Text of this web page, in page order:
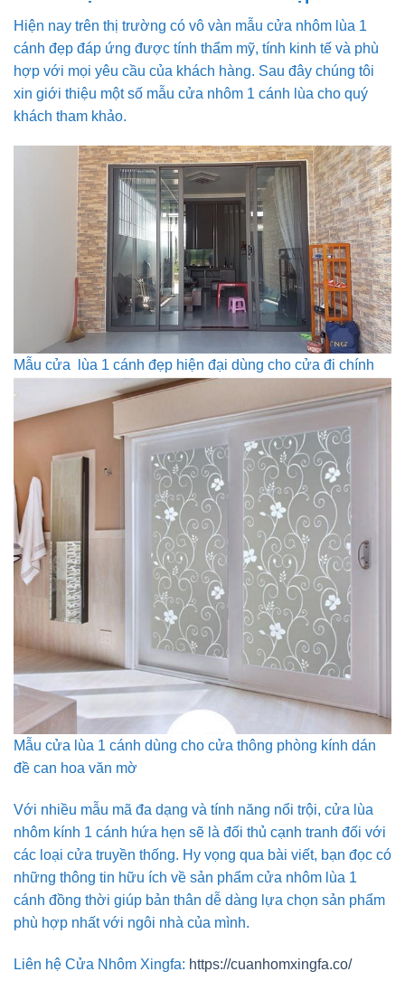
Hiện nay trên thị trường có vô vàn mẫu cửa nhôm lùa 1
cánh đẹp đáp ứng được tính thẩm mỹ, tính kinh tế và phù
hợp với mọi yêu cầu của khách hàng. Sau đây chúng tôi
xin giới thiệu một số mẫu cửa nhôm 1 cánh lùa cho quý
khách tham khảo.
Mẫu cửa lùa 1 cánh đẹp hiện đại dùng cho cửa đi chính
Mẫu cửa lùa 1 cánh dùng cho cửa thông phòng kính dán
đề can hoa văn mờ
Với nhiều mẫu mã đa dạng và tính năng nổi trội, cửa lùa
nhôm kính 1 cánh hứa hẹn sẽ là đối thủ cạnh tranh đối với
các loại cửa truyền thống. Hy vọng qua bài viết, bạn đọc có
những thông tin hữu ích về sản phẩm cửa nhôm lùa 1
cánh đồng thời giúp bản thân dễ dàng lựa chọn sản phẩm
phù hợp nhất với ngôi nhà của mình.
Liên hệ Cửa Nhôm Xingfa: https://cuanhomxingfa.co/